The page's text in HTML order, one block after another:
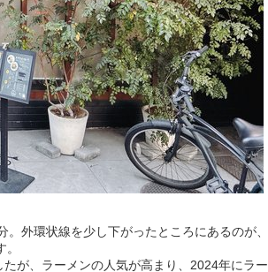
外環状線を少し下がったところにあるのが、
が、ラーメンの人気が高まり、2024年にラー